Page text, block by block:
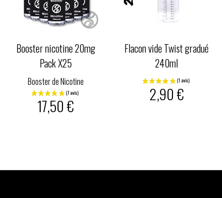
Booster nicotine 20mg
Pack X25
Booster de Nicotine
17,50 €
Flacon vide Twist gradué
240ml
2,90 €